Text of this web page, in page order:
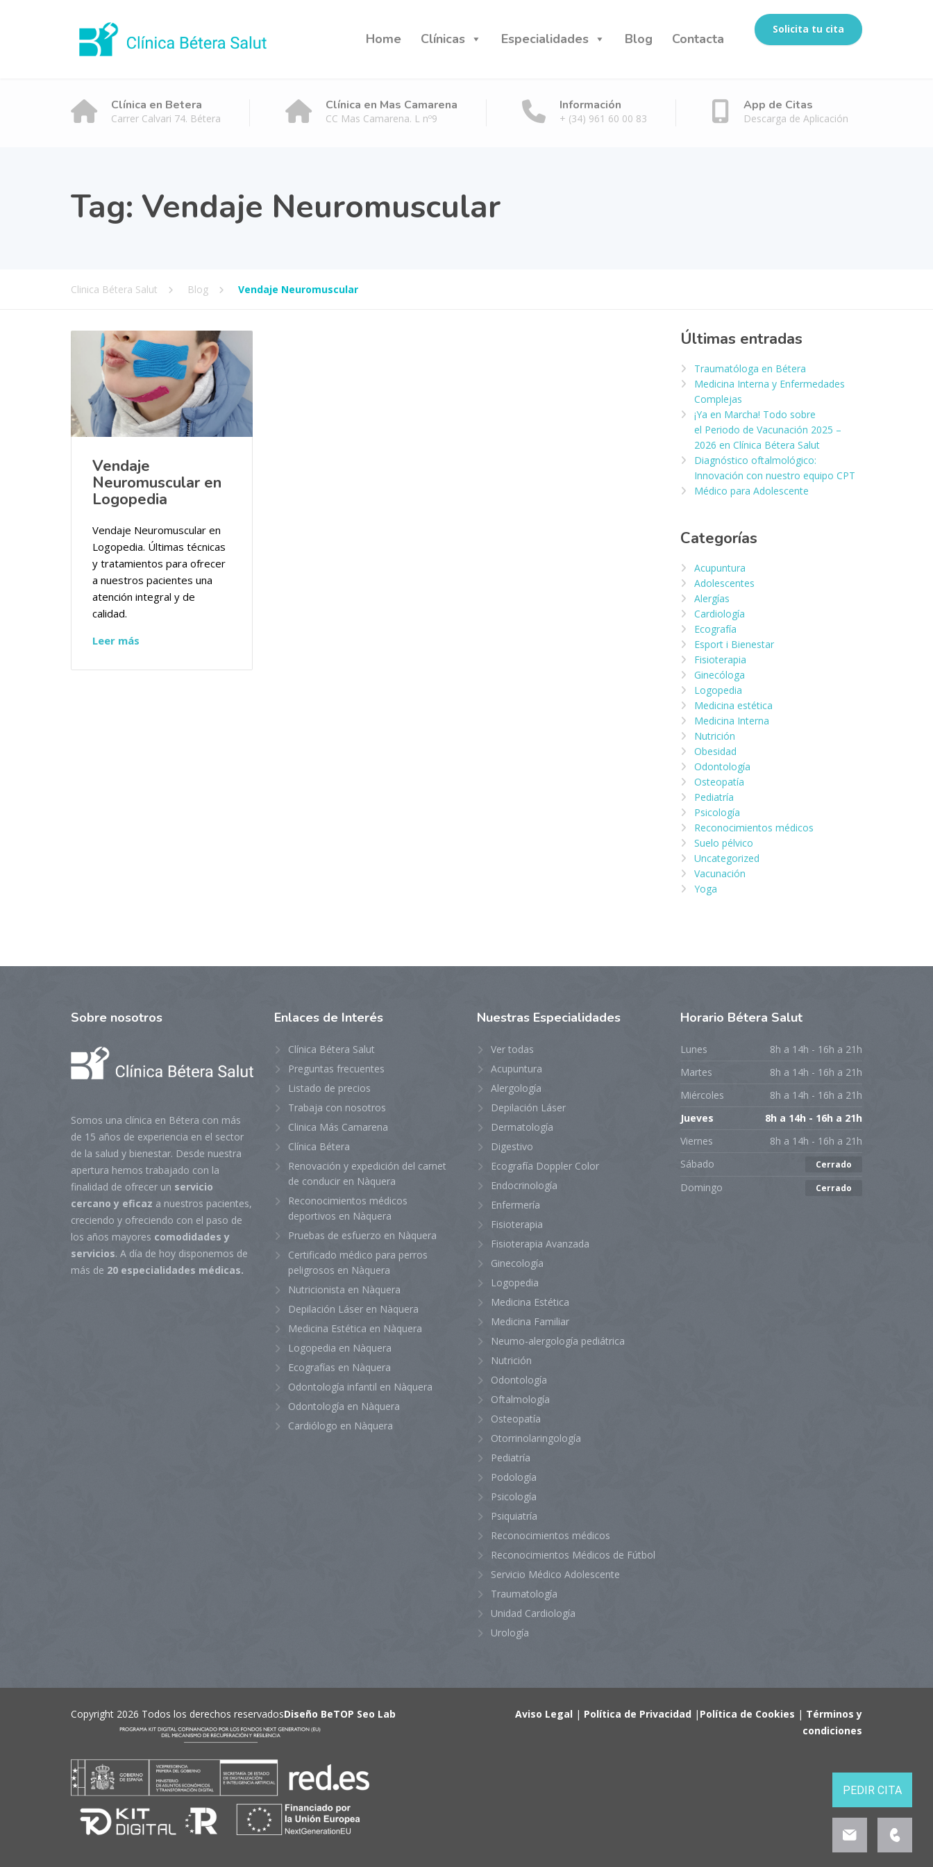
Home Clínicas Especialidades Blog Contacta
Solicita tu cita
Clínica en Betera
Carrer Calvari 74. Bétera
Clínica en Mas Camarena
CC Mas Camarena. L nº9
Información
+ (34) 961 60 00 83
App de Citas
Descarga de Aplicación
Tag: Vendaje Neuromuscular
Clinica Bétera Salut Blog Vendaje Neuromuscular
Vendaje
Neuromuscular en
Logopedia
Vendaje Neuromuscular en
Logopedia. Últimas técnicas
y tratamientos para ofrecer
a nuestros pacientes una
atención integral y de
calidad.
Leer más
Últimas entradas
Traumatóloga en Bétera
Medicina Interna y Enfermedades
Complejas
¡Ya en Marcha! Todo sobre
el Periodo de Vacunación 2025 –
2026 en Clínica Bétera Salut
Diagnóstico oftalmológico:
Innovación con nuestro equipo CPT
Médico para Adolescente
Categorías
Acupuntura
Adolescentes
Alergías
Cardiología
Ecografía
Esport i Bienestar
Fisioterapia
Ginecóloga
Logopedia
Medicina estética
Medicina Interna
Nutrición
Obesidad
Odontología
Osteopatía
Pediatría
Psicología
Reconocimientos médicos
Suelo pélvico
Uncategorized
Vacunación
Yoga
Sobre nosotros
Somos una clínica en Bétera con más
de 15 años de experiencia en el sector
de la salud y bienestar. Desde nuestra
apertura hemos trabajado con la
finalidad de ofrecer un servicio
cercano y eficaz a nuestros pacientes,
creciendo y ofreciendo con el paso de
los años mayores comodidades y
servicios. A día de hoy disponemos de
más de 20 especialidades médicas.
Enlaces de Interés
Clínica Bétera Salut
Preguntas frecuentes
Listado de precios
Trabaja con nosotros
Clinica Más Camarena
Clínica Bétera
Renovación y expedición del carnet
de conducir en Nàquera
Reconocimientos médicos
deportivos en Nàquera
Pruebas de esfuerzo en Nàquera
Certificado médico para perros
peligrosos en Nàquera
Nutricionista en Nàquera
Depilación Láser en Nàquera
Medicina Estética en Nàquera
Logopedia en Nàquera
Ecografías en Nàquera
Odontología infantil en Nàquera
Odontología en Nàquera
Cardiólogo en Nàquera
Nuestras Especialidades
Ver todas
Acupuntura
Alergología
Depilación Láser
Dermatología
Digestivo
Ecografía Doppler Color
Endocrinología
Enfermería
Fisioterapia
Fisioterapia Avanzada
Ginecología
Logopedia
Medicina Estética
Medicina Familiar
Neumo-alergología pediátrica
Nutrición
Odontología
Oftalmología
Osteopatía
Otorrinolaringología
Pediatría
Podología
Psicología
Psiquiatría
Reconocimientos médicos
Reconocimientos Médicos de Fútbol
Servicio Médico Adolescente
Traumatología
Unidad Cardiología
Urología
Horario Bétera Salut
Lunes
8h a 14h - 16h a 21h
Martes
8h a 14h - 16h a 21h
Miércoles
8h a 14h - 16h a 21h
Jueves
8h a 14h - 16h a 21h
Viernes
8h a 14h - 16h a 21h
Sábado
Cerrado
Domingo Cerrado
Copyright 2026 Todos los derechos reservadosDiseño BeTOP Seo Lab Aviso Legal | Política de Privacidad | Política de Cookies | Términos y
condiciones